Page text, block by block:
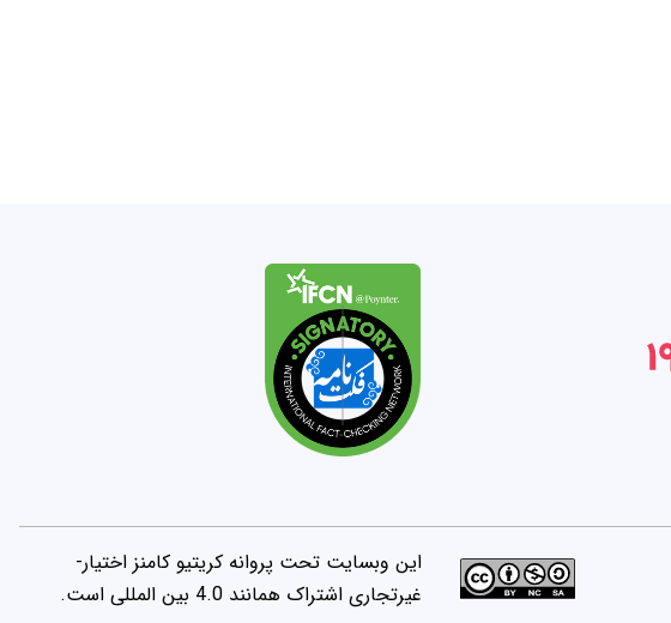
این وبسایت تحت پروانه کریتیو کامنز اختیار-
غیرتجاری اشتراک همانند 4.0 بین المللی است.